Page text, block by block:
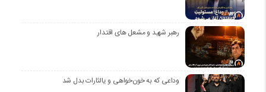
رهبر شهید و مشعل های اقتدار
وداعی که به خون‌خواهی و یالثارات بدل شد